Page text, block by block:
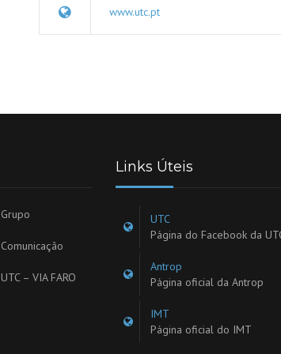
www.utc.pt
Grupo
Comunicação
UTC – VIA FARO
Links Úteis
UTC
Página do Facebook da
Antrop
Página oficial da Antrop
IMT
Página oficial do IMT